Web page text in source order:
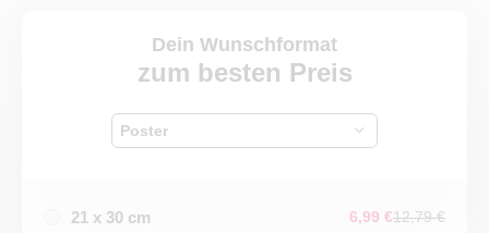
Dein Wunschformat
zum besten Preis
Poster
21 x 30 cm 6,99 €12,79 €